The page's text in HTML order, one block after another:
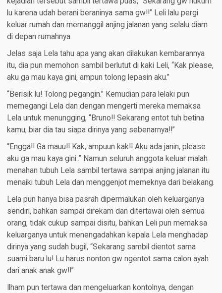
lu karena udah berani beraninya sama gw!!” Leli lalu pergi
keluar rumah dan memanggil anjing jalanan yang selalu diam
di depan rumahnya.
Jelas saja Lela tahu apa yang akan dilakukan kembarannya
itu, dia pun memohon sambil berlutut di kaki Leli, “Kak please,
aku ga mau kaya gini, ampun tolong lepasin aku.”
“Berisik lu! Tolong pegangin.” Kemudian para lelaki pun
memegangi Lela dan dengan mengerti mereka memaksa
Lela untuk menungging, “Bruno!! Sekarang entot tuh betina
kamu, biar dia tau siapa dirinya yang sebenarnya!!”
“Engga!! Ga mauu!! Kak, ampuun kak!! Aku ada janin, please
aku ga mau kaya gini..” Namun seluruh anggota keluar malah
menahan tubuh Lela sambil tertawa sampai anjing jalanan itu
menaiki tubuh Lela dan menggenjot memeknya dari belakang.
Lela pun hanya bisa pasrah dipermalukan oleh keluarganya
sendiri, bahkan sampai direkam dan ditertawai oleh semua
orang, tidak cukup sampai disitu, bahkan Leli pun memaksa
keluarganya untuk menengadahkan kepala Lela menghadap
dirinya yang sudah bugil, “Sekarang sambil dientot sama
suami baru lu! Lu harus nonton gw ngentot sama calon ayah
dari anak anak gw!!”
Ilham pun tertawa dan mengeluarkan kontolnya, dengan